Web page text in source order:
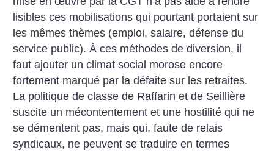
lisibles ces mobilisations qui pourtant portaient sur
les mêmes thèmes (emploi, salaire, défense du
service public). À ces méthodes de diversion, il
faut ajouter un climat social morose encore
fortement marqué par la défaite sur les retraites.
La politique de classe de Raffarin et de Seillière
suscite un mécontentement et une hostilité qui ne
se démentent pas, mais qui, faute de relais
syndicaux, ne peuvent se traduire en termes